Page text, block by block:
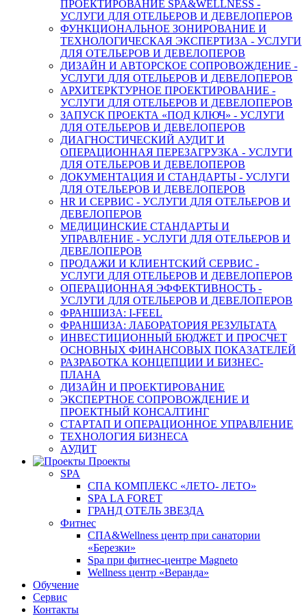
ПРОЕКТИРОВАНИЕ SPA&WELLNESS -
УСЛУГИ ДЛЯ ОТЕЛЬЕРОВ И ДЕВЕЛОПЕРОВ
ФУНКЦИОНАЛЬНОЕ ЗОНИРОВАНИЕ И
ТЕХНОЛОГИЧЕСКАЯ ЭКСПЕРТИЗА - УСЛУГИ
ДЛЯ ОТЕЛЬЕРОВ И ДЕВЕЛОПЕРОВ
ДИЗАЙН И АВТОРСКОЕ СОПРОВОЖДЕНИЕ -
УСЛУГИ ДЛЯ ОТЕЛЬЕРОВ И ДЕВЕЛОПЕРОВ
АРХИТЕРКТУРНОЕ ПРОЕКТИРОВАНИЕ -
УСЛУГИ ДЛЯ ОТЕЛЬЕРОВ И ДЕВЕЛОПЕРОВ
ЗАПУСК ПРОЕКТА «ПОД КЛЮЧ» - УСЛУГИ
ДЛЯ ОТЕЛЬЕРОВ И ДЕВЕЛОПЕРОВ
ДИАГНОСТИЧЕСКИЙ АУДИТ И
ОПЕРАЦИОННАЯ ПЕРЕЗАГРУЗКА - УСЛУГИ
ДЛЯ ОТЕЛЬЕРОВ И ДЕВЕЛОПЕРОВ
ДОКУМЕНТАЦИЯ И СТАНДАРТЫ - УСЛУГИ
ДЛЯ ОТЕЛЬЕРОВ И ДЕВЕЛОПЕРОВ
HR И СЕРВИС - УСЛУГИ ДЛЯ ОТЕЛЬЕРОВ И
ДЕВЕЛОПЕРОВ
МЕДИЦИНСКИЕ СТАНДАРТЫ И
УПРАВЛЕНИЕ - УСЛУГИ ДЛЯ ОТЕЛЬЕРОВ И
ДЕВЕЛОПЕРОВ
ПРОДАЖИ И КЛИЕНТСКИЙ СЕРВИС -
УСЛУГИ ДЛЯ ОТЕЛЬЕРОВ И ДЕВЕЛОПЕРОВ
ОПЕРАЦИОННАЯ ЭФФЕКТИВНОСТЬ -
УСЛУГИ ДЛЯ ОТЕЛЬЕРОВ И ДЕВЕЛОПЕРОВ
ФРАНШИЗА: I-FEEL
ФРАНШИЗА: ЛАБОРАТОРИЯ РЕЗУЛЬТАТА
ИНВЕСТИЦИОННЫЙ БЮДЖЕТ И ПРОСЧЕТ
ОСНОВНЫХ ФИНАНСОВЫХ ПОКАЗАТЕЛЕЙ
РАЗРАБОТКА КОНЦЕПЦИИ И БИЗНЕС-
ПЛАНА
ДИЗАЙН И ПРОЕКТИРОВАНИЕ
ЭКСПЕРТНОЕ СОПРОВОЖДЕНИЕ И
ПРОЕКТНЫЙ КОНСАЛТИНГ
СТАРТАП И ОПЕРАЦИОННОЕ УПРАВЛЕНИЕ
ТЕХНОЛОГИЯ БИЗНЕСА
АУДИТ
Проекты
SPA
СПА КОМПЛЕКС «ЛЕТО- ЛЕТО»
SPA LA FORET
ГРАНД ОТЕЛЬ ЗВЕЗДА
Фитнес
СПА&Wellness центр при санатории
«Березки»
Spa при фитнес-центре Magneto
Wellness центр «Веранда»
Обучение
Сервис
Контакты